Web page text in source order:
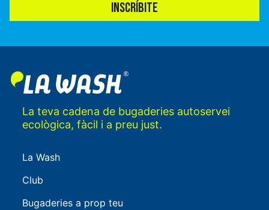
INSCRÍBITE
La teva cadena de bugaderies autoservei
ecològica, fàcil i a preu just.
La Wash
Club
Bugaderies a prop teu